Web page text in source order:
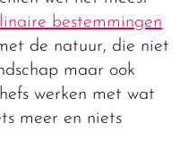
bestemmingen
de natuur, die niet
maar ook
werken met wat
meer en niets